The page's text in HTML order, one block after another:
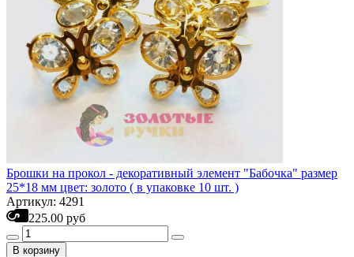
Брошки на прокол - декоративный элемент "Бабочка" размер
25*18 мм цвет: золото ( в упаковке 10 шт. )
Артикул: 4291
225.00 руб
В корзину